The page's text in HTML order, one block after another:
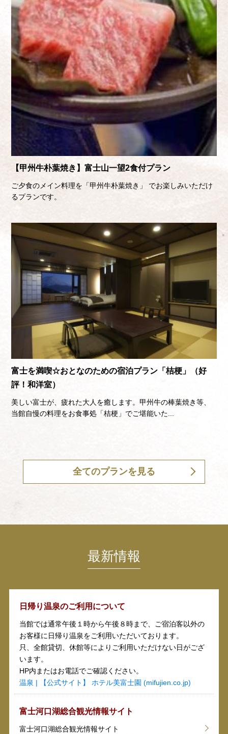
【甲州牛朴葉焼き】富士山一望2食付プラン
ご夕食のメイン料理を「甲州牛朴葉焼き」 でお楽しみいただけ
るプランです。
富士を満喫☆おとなのための宿泊プラン「桔梗」（好
評！和洋室）
美しい富士が、疲れた大人を癒します。甲州牛の棒葉焼き等、
当館自慢の料理をお食事処「桔梗」でご堪能いた...
最新情報
日帰り温泉のご利用について
当館では通常午後１時から午後８時まで、ご宿泊客以外の
お客様に日帰り温泉をご利用いただいております。
只、全館貸切、休館等によりご利用いただけない日がござ
います。
HP内またはお電話でご確認ください。
温泉 | 【公式サイト】 ホテル美富士園 (mifujien.co.jp)
富士河口湖総合観光情報サイト
富士河口湖総合観光情報サイト